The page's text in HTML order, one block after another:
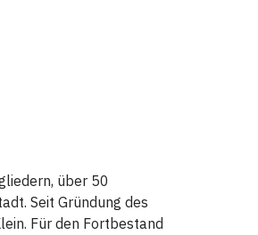
über 50
Seit Gründung des
Für den Fortbestand